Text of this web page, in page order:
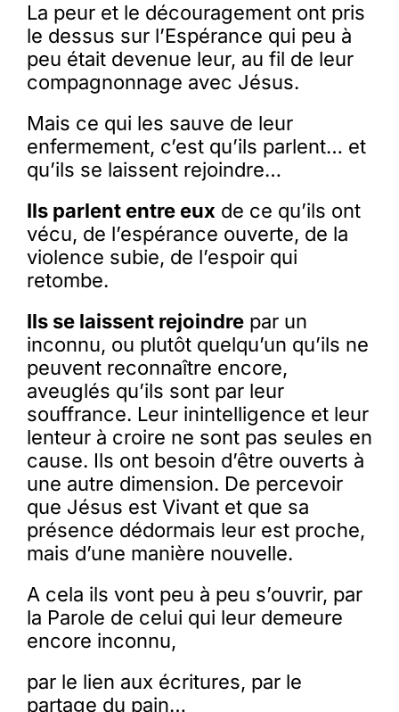
La peur et le découragement ont pris
le dessus sur l’Espérance qui peu à
peu était devenue leur, au fil de leur
compagnonnage avec Jésus.
Mais ce qui les sauve de leur
enfermement, c’est qu’ils parlent… et
qu’ils se laissent rejoindre…
Ils parlent entre eux de ce qu’ils ont
vécu, de l’espérance ouverte, de la
violence subie, de l’espoir qui
retombe.
Ils se laissent rejoindrepar un
inconnu, ou plutôt quelqu’un qu’ils ne
peuvent reconnaître encore,
aveuglés qu’ils sont par leur
souffrance. Leur inintelligence et leur
lenteur à croire ne sont pas seules en
cause. Ils ont besoin d’être ouverts à
une autre dimension. De percevoir
que Jésus est Vivant et que sa
présence dédormais leur est proche,
mais d’une manière nouvelle.
A cela ils vont peu à peu s’ouvrir, par
la Parole de celui qui leur demeure
encore inconnu,
par le lien aux écritures, par le
partage du pain…